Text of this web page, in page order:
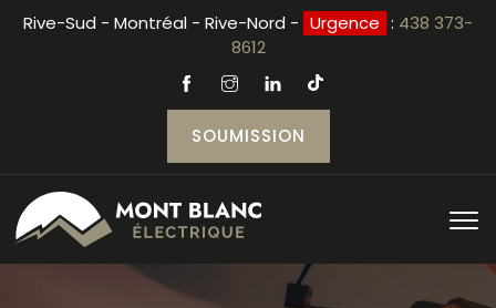
Rive-Sud - Montréal - Rive-Nord - Urgence : 438 373-
8612
SOUMISSION